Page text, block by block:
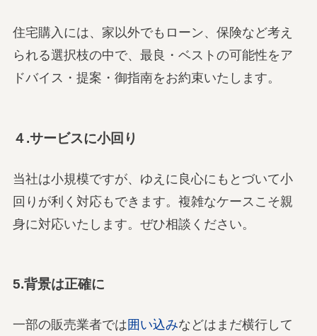
住宅購入には、家以外でもローン、保険など考え
られる選択枝の中で、最良・ベストの可能性をア
ドバイス・提案・御指南をお約束いたします。
４.サービスに小回り
当社は小規模ですが、ゆえに良心にもとづいて小
回りが利く対応もできます。複雑なケースこそ親
身に対応いたします。ぜひ相談ください。
5.背景は正確に
一部の販売業者では 囲い込みなどはまだ横行して